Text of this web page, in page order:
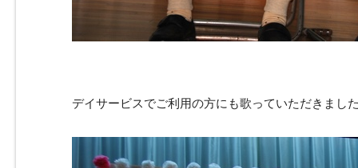
デイサービスでご利用の方にも歌っていただきまし